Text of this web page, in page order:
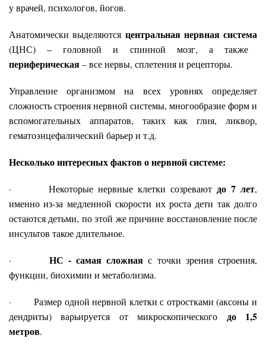
у врачей, психологов, йогов.
Анатомически выделяются центральная нервная система
(ЦНС) – головной и спинной мозг, а также
периферическая– все нервы, сплетения и рецепторы.
Управление организмом на всех уровнях определяет
сложность строения нервной системы, многообразие форм и
вспомогательных аппаратов, таких как глия, ликвор,
гематоэнцефалический барьер и т.д.
Несколько интересных фактов о нервной системе:
· Некоторые нервные клетки созревают до 7 лет,
именно из-за медленной скорости их роста дети так долго
остаются детьми, по этой же причине восстановление после
инсультов такое длительное.
· НС - самая сложная с точки зрения строения,
функции, биохимии и метаболизма.
· Размер одной нервной клетки с отростками (аксоны и
дендриты) варьируется от микроскопического до 1,5
метров.